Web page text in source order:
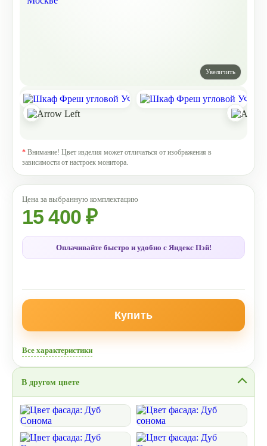
* Внимание! Цвет изделия может отличаться от изображения в
зависимости от настроек монитора.
15 400 ₽
Оплачивайте быстро и удобно с Яндекс Пэй!
Купить
Все характеристики
В другом цвете